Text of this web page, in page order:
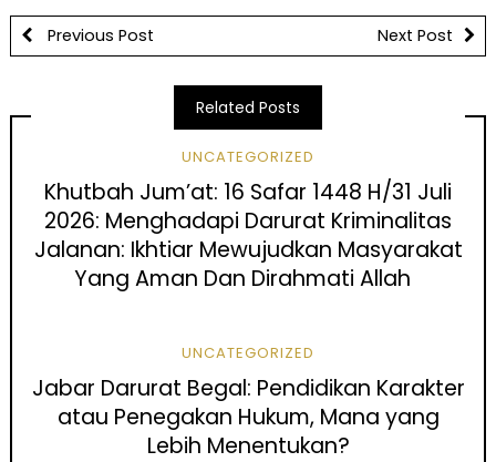
Previous Post Next Post
Related Posts
UNCATEGORIZED
Khutbah Jum’at: 16 Safar 1448 H/31 Juli
2026: Menghadapi Darurat Kriminalitas
Jalanan: Ikhtiar Mewujudkan Masyarakat
Yang Aman Dan Dirahmati Allah
UNCATEGORIZED
Jabar Darurat Begal: Pendidikan Karakter
atau Penegakan Hukum, Mana yang
Lebih Menentukan?